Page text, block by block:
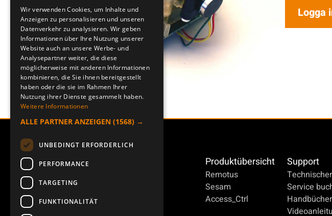
Logga
Produktübersicht
Remotus
Sesam
Access_Ctrl
Support
Service
DEUTSCH
Wir verwenden Cookies, um Inhalte und
Anzeigen zu personalisieren und unseren
Datenverkehr zu analysieren. Wir geben
Informationen über Ihre Nutzung unserer
Website auch an unsere Werbe- und
Analysepartner weiter, die diese
möglicherweise mit anderen Informationen
kombinieren, die Sie ihnen bereitgestellt
haben oder die sie im Rahmen Ihrer
Nutzung ihrer Dienste gesammelt haben.
Weitere Informationen
ALLE PARTNER ANZEIGEN (1568) →
UNBEDINGT ERFORDERLICH
PERFORMANCE
TARGETING
FUNKTIONALITÄT